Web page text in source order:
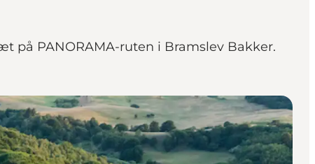
på PANORAMA-ruten i Bramslev Bakker.